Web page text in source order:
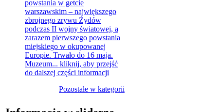
powstania w getcie
warszawskim – największego
zbrojnego zrywu Żydów
podczas II wojny światowej, a
zarazem pierwszego powstania
miejskiego w okupowanej
Europie. Trwało do 16 maja.
Muzeum... kliknij, aby przejść
do dalszej części informacji
Pozostałe w kategorii